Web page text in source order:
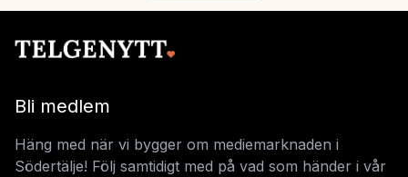
Bli medlem
Häng med när vi bygger om mediemarknaden i
Södertälje! Följ samtidigt med på vad som händer i vår